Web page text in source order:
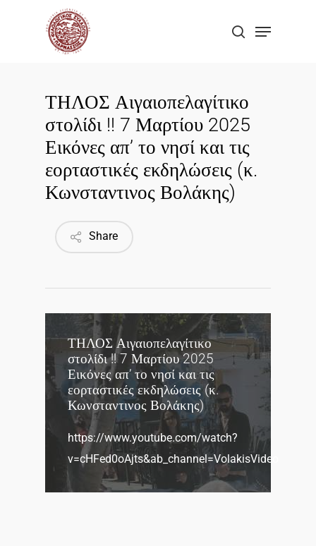
search
Menu
ΤΗΛΟΣ Αιγαιοπελαγίτικο
στολίδι !! 7 Μαρτίου 2025
Εικόνες απ’ το νησί και τις
εορταστικές εκδηλώσεις (κ.
Κωνσταντινος Βολάκης)
Share
ΤΗΛΟΣ Αιγαιοπελαγίτικο
στολίδι !! 7 Μαρτίου 2025
Εικόνες απ’ το νησί και τις
εορταστικές εκδηλώσεις (κ.
Κωνσταντινος Βολάκης)
https://www.youtube.com/watch?
v=cHFed0oAjts&ab_channel=VolakisVideo